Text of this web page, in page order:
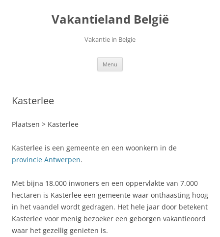
Vakantieland België
Vakantie in Belgie
Menu
Kasterlee
Plaatsen > Kasterlee
Kasterlee is een gemeente en een woonkern in de
provincie Antwerpen.
Met bijna 18.000 inwoners en een oppervlakte van 7.000
hectaren is Kasterlee een gemeente waar onthaasting hoog
in het vaandel wordt gedragen. Het hele jaar door betekent
Kasterlee voor menig bezoeker een geborgen vakantieoord
waar het gezellig genieten is.